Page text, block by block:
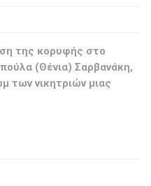
της κορυφής στο
(Θένια) Σαρβανάκη,
των νικητριών μιας